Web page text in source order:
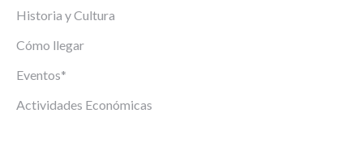
Historia y Cultura
Cómo llegar
Eventos*
Actividades Económicas